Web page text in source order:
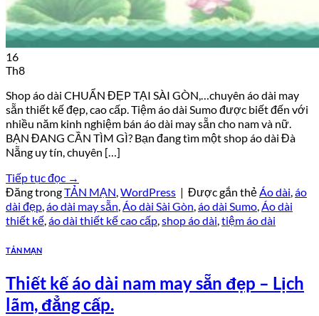
16
Th8
Shop áo dài CHUẨN ĐẸP TẠI SÀI GÒN,…chuyên áo dài may
sẵn thiết kế đẹp, cao cấp. Tiệm áo dài Sumo được biết đến với
nhiều năm kinh nghiệm bán áo dài may sẵn cho nam và nữ.
BẠN ĐANG CẦN TÌM GÌ? Bạn đang tìm một shop áo dài Đà
Nẵng uy tín, chuyên […]
Tiếp tục đọc →
Đăng trongTẢN MẠN,WordPress | Được gắn thẻÁo dài,áo
dài đẹp,áo dài may sẵn,Áo dài Sài Gòn,áo dài Sumo,Áo dài
thiết kế,áo dài thiết kế cao cấp,shop áo dài,tiệm áo dài
TẢN MẠN
Thiết kế áo dài nam may sẵn đẹp – Lịch
lãm, đẳng cấp.